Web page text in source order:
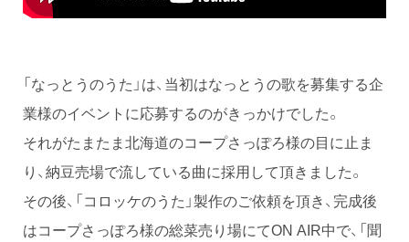
「なっとうのうた」は、当初はなっとうの歌を募集する企
業様のイベントに応募するのがきっかけでした。
それがたまたま北海道のコープさっぽろ様の目に止ま
り、納豆売場で流している曲に採用して頂きました。
その後、「コロッケのうた」製作のご依頼を頂き、完成後
はコープさっぽろ様の総菜売り場にてON AIR中で、「聞